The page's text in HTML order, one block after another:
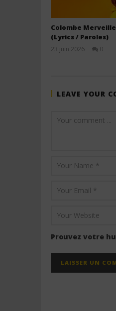
Colombe
(Lyrics / Paroles)
23 juin 2026
0
LEAVE YOUR
Prouvez votre